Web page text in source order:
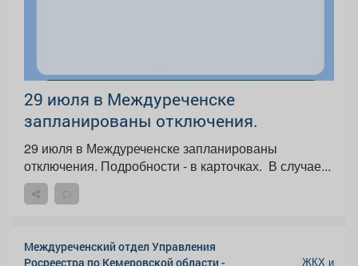
29 июля в Междуреченске
запланированы отключения.
29 июля в Междуреченске запланированы
отключения. Подробности - в карточках. ️ В случае...
Междуреченский отдел Управления
Росреестра по Кемеровской области -
ЖКХ и